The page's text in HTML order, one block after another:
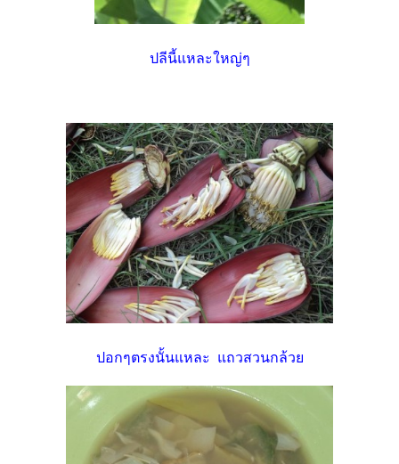
ปลีนี้แหละใหญ่ๆ
ปอกๆตรงนั้นแหละ แถวสวนกล้วย